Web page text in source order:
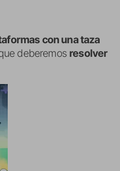
con una taza
deberemos resolver